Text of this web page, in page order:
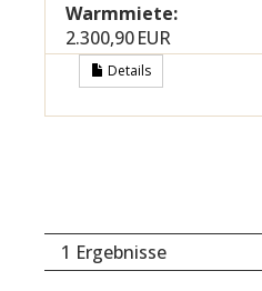
Warmmiete:
2.300,90 EUR
Details
1 Ergebnisse